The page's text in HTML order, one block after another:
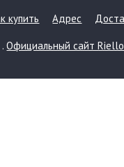
купить Адрес
.Официальный сайт Riello